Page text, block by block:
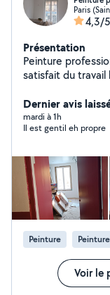
Paris
4,3/5
Présentation
Peinture
satisfait du travail
Dernier avis
mardi à 1h
Il est gentil eh propre
Peinture
Voir le